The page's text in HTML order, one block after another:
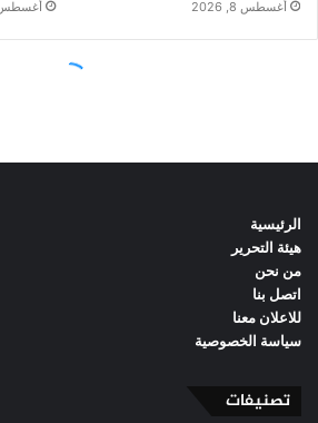
الرئيسية
هيئة التحرير
من نحن
اتصل بنا
للاعلان معنا
سياسة الخصوصية
تصنيفات